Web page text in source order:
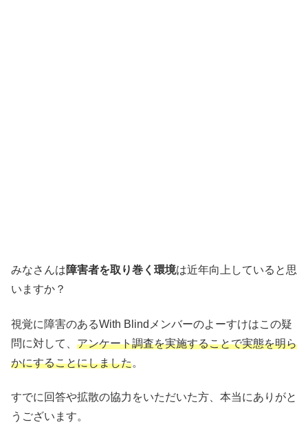
みなさんは障害者を取り巻く環境は近年向上していると思
いますか？
視覚に障害のあるWith Blindメンバーのよーすけはこの疑
問に対して、 アンケート調査を実施することで実態を明ら
かにすることにしました。
すでに回答や拡散の協力をいただいた方、本当にありがと
うございます。